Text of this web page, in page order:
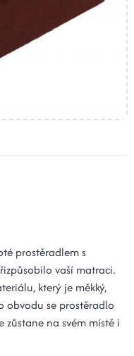
prostěradlem s
vaší matraci.
který je měkký,
obvodu se prostěradlo
zůstane na svém místě i